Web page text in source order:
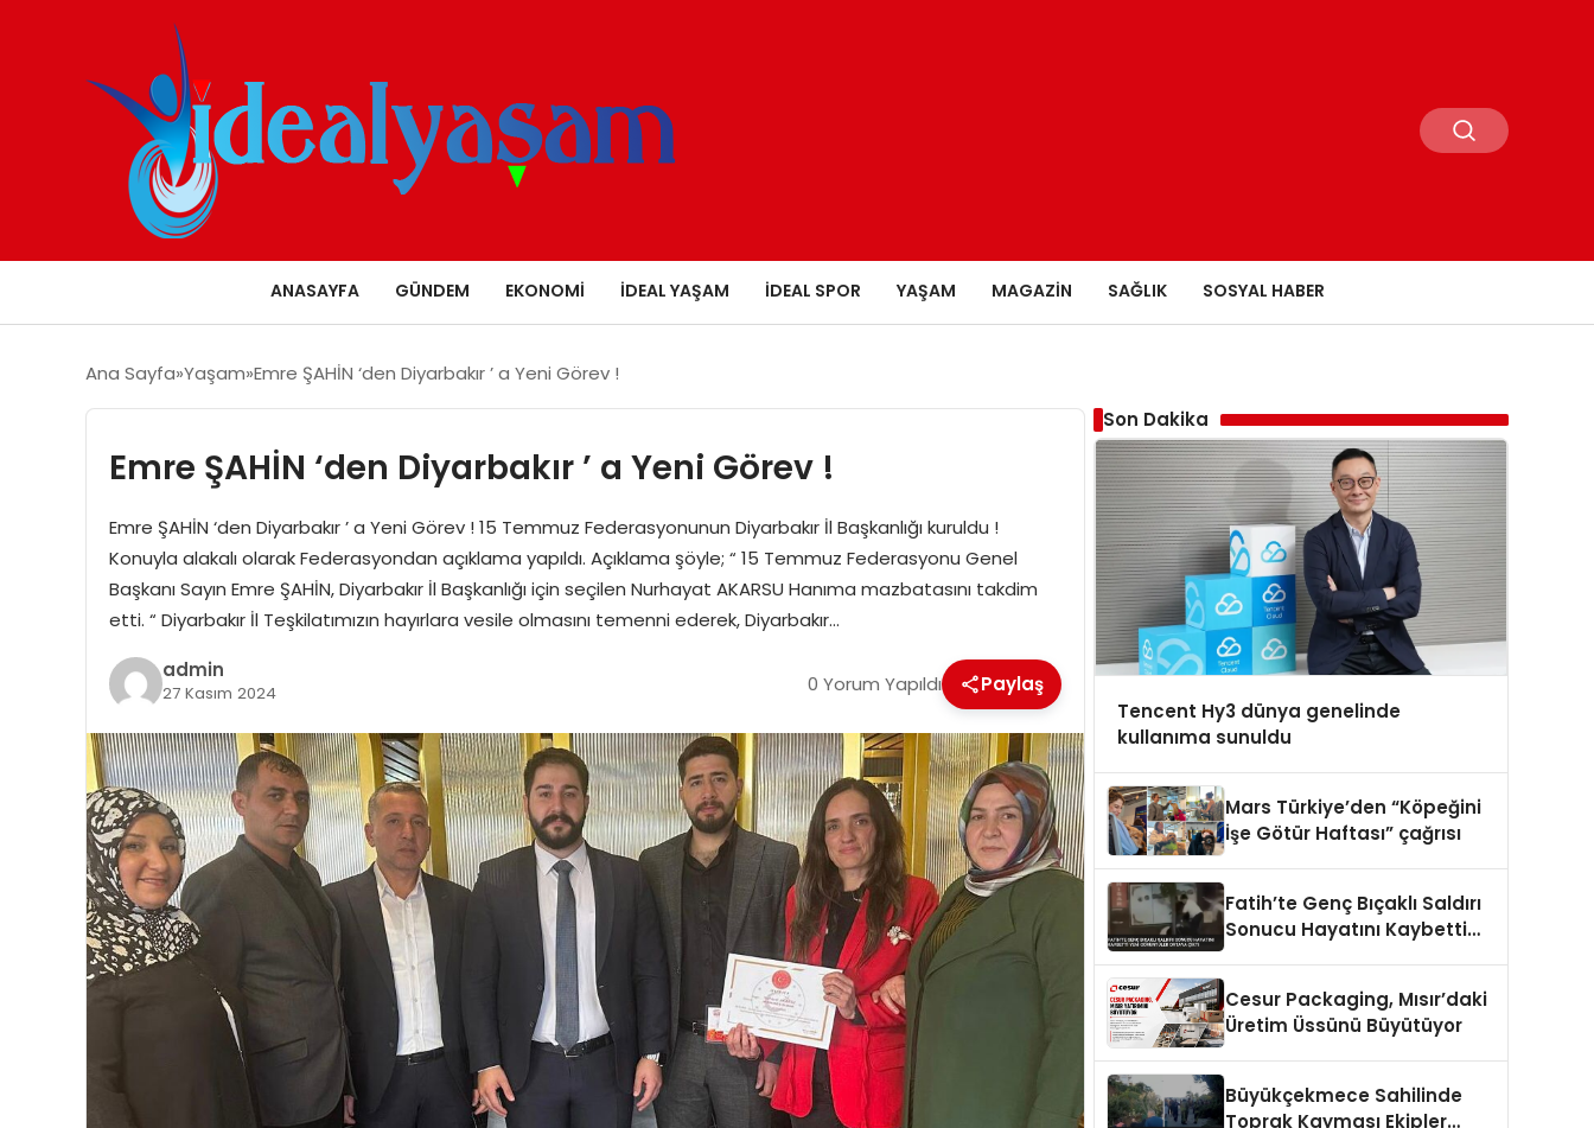
ANASAYFA GÜNDEM EKONOMI İDEAL YAŞAM İDEAL SPOR YAŞAM MAGAZIN SAĞLIK SOSYAL HABER
Ana Sayfa Yaşam Emre ŞAHİN ‘den Diyarbakır ’ a Yeni Görev !
Emre ŞAHİN ‘den Diyarbakır ’ a Yeni Görev !
Emre ŞAHİN ‘den Diyarbakır ’ a Yeni Görev ! 15 Temmuz Federasyonunun Diyarbakır İl Başkanlığı kuruldu !
Konuyla alakalı olarak Federasyondan açıklama yapıldı. Açıklama şöyle; “ 15 Temmuz Federasyonu Genel
Başkanı Sayın Emre ŞAHİN, Diyarbakır İl Başkanlığı için seçilen Nurhayat AKARSU Hanıma mazbatasını takdim
etti. “ Diyarbakır İl Teşkilatımızın hayırlara vesile olmasını temenni ederek, Diyarbakır…
admin
27 Kasım 2024 0 Yorum Yapıldı Paylaş
Son Dakika
Tencent Hy3 dünya genelinde
kullanıma sunuldu
Mars Türkiye’den “Köpeğini
İşe Götür Haftası” çağrısı
Fatih’te Genç Bıçaklı Saldırı
Sonucu Hayatını Kaybetti
Cesur Packaging, Mısır’daki
Üretim Üssünü Büyütüyor
Büyükçekmece Sahilinde
Toprak Kayması Ekipler